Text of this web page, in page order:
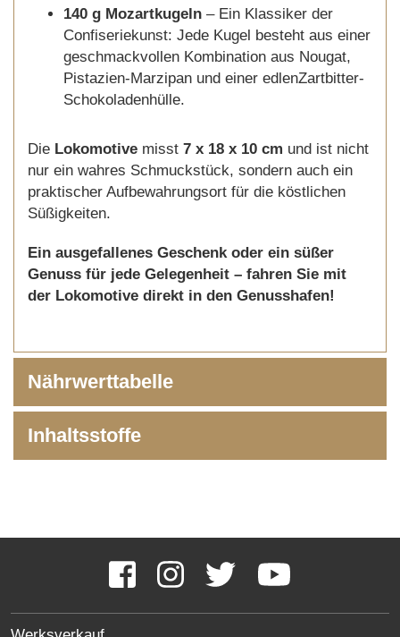
140 g Mozartkugeln – Ein Klassiker der
Confiseriekunst: Jede Kugel besteht aus einer
geschmackvollen Kombination aus Nougat,
Pistazien-Marzipan und einer edlenZartbitter-
Schokoladenhülle.
Die Lokomotive misst 7 x 18 x 10 cm und ist nicht
nur ein wahres Schmuckstück, sondern auch ein
praktischer Aufbewahrungsort für die köstlichen
Süßigkeiten.
Ein ausgefallenes Geschenk oder ein süßer
Genuss für jede Gelegenheit – fahren Sie mit
der Lokomotive direkt in den Genusshafen!
Nährwerttabelle
Inhaltsstoffe
FacebookInstagramTwitter YouTube
SITE